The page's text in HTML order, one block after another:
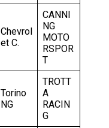
Chevrol
et C.
CANNI
NG
MOTO
RSPOR
T
Torino
NG
TROTT
A
RACIN
G